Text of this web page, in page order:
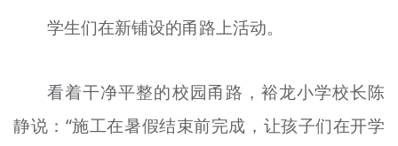
学生们在新铺设的甬路上活动。
看着干净平整的校园甬路，裕龙小学校长陈
静说：“施工在暑假结束前完成，让孩子们在开学